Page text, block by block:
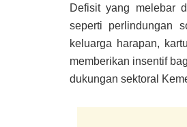
Defisit yang melebar
seperti perlindungan
keluarga harapan,
memberikan insentif
dukungan sektoral